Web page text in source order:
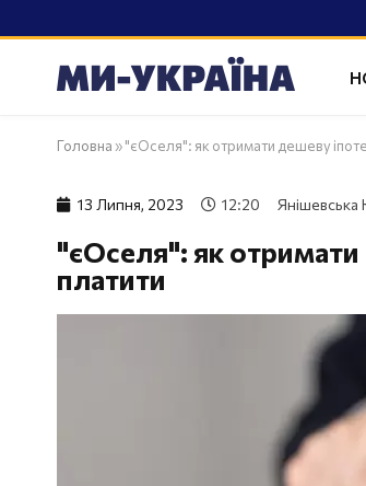
Головна »"єОселя": як отримати дешеву
13 Липня, 2023 12:20 Янішевська
"єОселя": як отримати
платити